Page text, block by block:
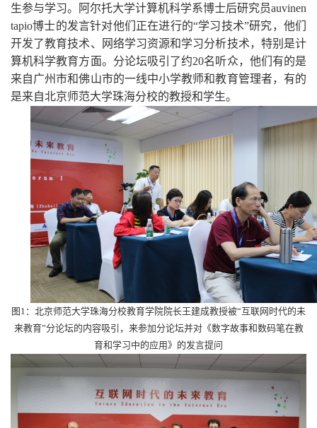
生参与学习。
阿尔托大学计算机科学系博士后研究员auvinen
tapio博士的发言针对他们正在进行的“学习技术”研究，他们
开发了教育技术、网络学习资源和学习分析技术，特别是计
算机科学教育方面。分论坛吸引了约20名听众，他们有的是
来自广州市和佛山市的一线中小学教师和教育管理者，有的
是来自北京师范大学珠海分校的教授和学生。
图1：北京师范大学珠海分校教育学院院长王建成教授被“互联网时代的未
来教育”分论坛的内容吸引，来参加分论坛并对《数字故事和数码笔在教
育和学习中的应用》的发言提问